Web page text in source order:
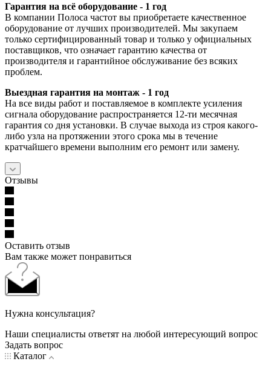
Гарантия на всё оборудование - 1 год
В компании Полоса частот вы приобретаете качественное
оборудование от лучших производителей. Мы закупаем
только сертифицированный товар и только у официальных
поставщиков, что означает гарантию качества от
производителя и гарантийное обслуживание без всяких
проблем.
Выездная гарантия на монтаж - 1 год
На все виды работ и поставляемое в комплекте усиления
сигнала оборудование распространяется 12-ти месячная
гарантия со дня установки. В случае выхода из строя какого-
либо узла на протяжении этого срока мы в течение
кратчайшего времени выполним его ремонт или замену.
Отзывы
Оставить отзыв
Вам также может понравиться
Нужна консультация?
Наши специалисты ответят на любой интересующий вопрос
Задать вопрос
Каталог